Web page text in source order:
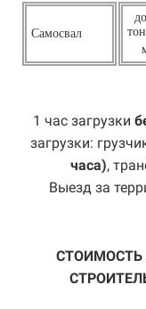
Самосвал
1 час загрузки
загрузки:
часа),
Выезд за
СТОИМОСТЬ